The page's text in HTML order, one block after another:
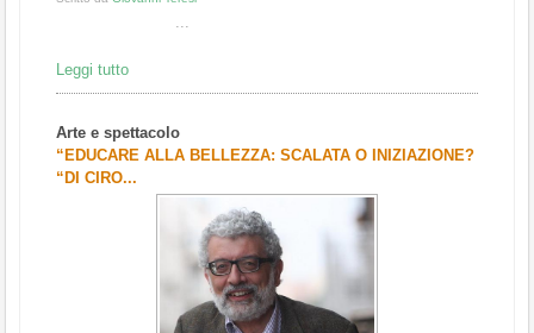
...
Leggi tutto
Arte e spettacolo
“EDUCARE ALLA BELLEZZA: SCALATA O INIZIAZIONE?
“DI CIRO...